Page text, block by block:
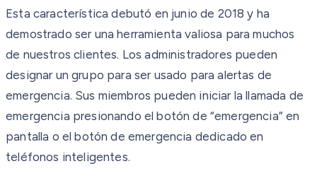
Esta característica debutó en junio de 2018 y ha
demostrado ser una herramienta valiosa para muchos
de nuestros clientes. Los administradores pueden
designar un grupo para ser usado para alertas de
emergencia. Sus miembros pueden iniciar la llamada de
emergencia presionando el botón de “emergencia” en
pantalla o el botón de emergencia dedicado en
teléfonos inteligentes.